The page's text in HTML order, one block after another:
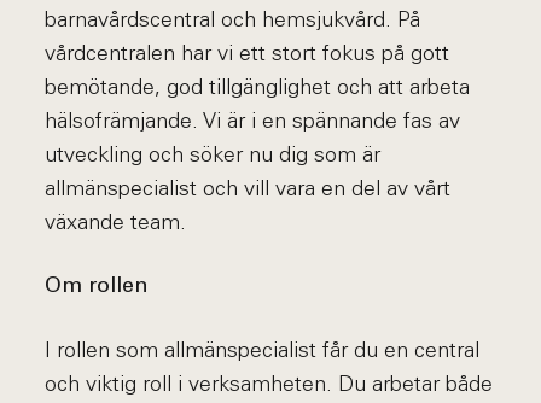
barnavårdscentral och hemsjukvård. På
vårdcentralen har vi ett stort fokus på gott
bemötande, god tillgänglighet och att arbeta
hälsofrämjande. Vi är i en spännande fas av
utveckling och söker nu dig som är
allmänspecialist och vill vara en del av vårt
växande team.
Om rollen
I rollen som allmänspecialist får du en central
och viktig roll i verksamheten. Du arbetar både